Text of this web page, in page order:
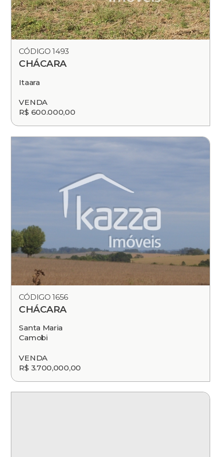
CÓDIGO 1493
CHÁCARA
Itaara
VENDA
R$ 600.000,00
CÓDIGO 1656
CHÁCARA
Santa Maria
Camobi
VENDA
R$ 3.700,000,00